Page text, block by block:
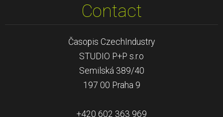
Contact
Časopis CzechIndustry
STUDIO P+P s.r.o
Semilská 389/40
197 00 Praha 9
+420 602 363 969